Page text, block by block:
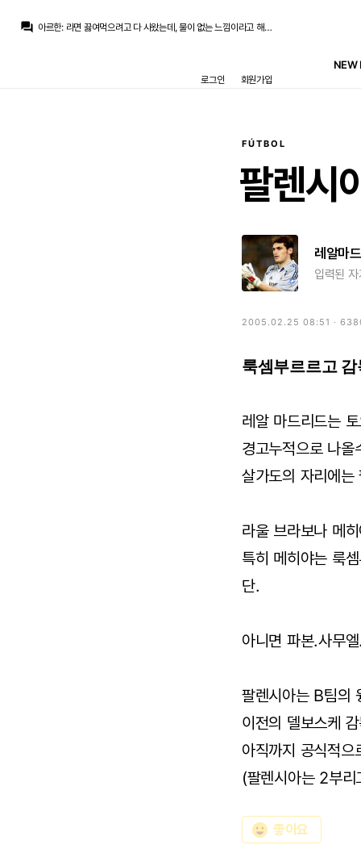
question_answer 아르한: 라면 끓여먹으려고 다 사왔는데, 물이 없는 느낌이라고 해야 하나
이적료가 워낙 싸서 2년 정도 활약한다면 밥값은 해주는 거죠
THR) 스파이더맨 5편은 나루토 때문에 당장에는 사전작업 없을 예정
NEW
로그인 회원가입
FÚTBOL
팔렌시
레알마
입력된
2005.02.25 08:51 ·
룩셈부르르고
레알 마드리드는
경고누적으로 나
살가도의 자리에
라울 브라보나 메
특히 메히야는 룩
단.
아니면 파본.사무
팔렌시아는 B팀의
이전의 델보스케
아직까지 공식적
(팔렌시아는 2부
emoji_emotions 좋아요